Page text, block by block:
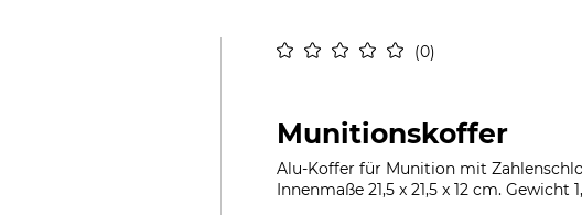
0
Munitionskoffer
Alu-Koffer für Munition mit
Innenmaße 21,5 x 21,5 x 12 cm. Gewicht